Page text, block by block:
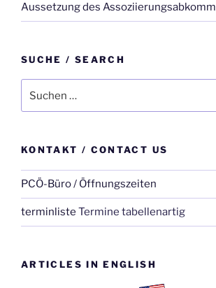
Aussetzung des
SUCHE / SEARCH
nach:
KONTAKT / CONTACT US
PCÖ-Büro / Öffnungszeiten
terminliste Termine tabellenartig
ARTICLES IN ENGLISH